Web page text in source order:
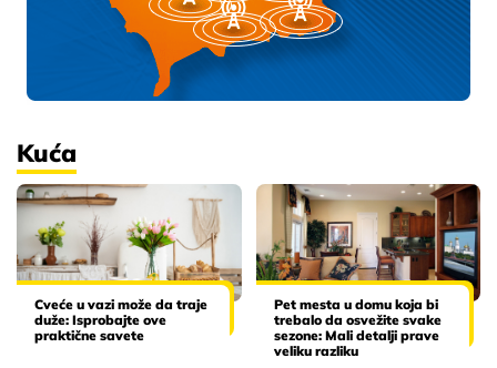
Kuća
Cveće u vazi može da traje
duže: Isprobajte ove
praktične savete
Pet mesta u domu koja bi
trebalo da osvežite svake
sezone: Mali detalji prave
veliku razliku